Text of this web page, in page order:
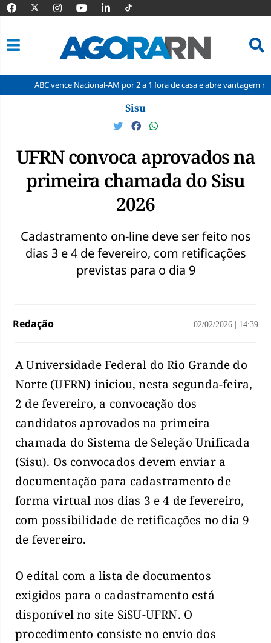
vence Nacional-AM por 2 a 1 fora de casa e abre vantagem nas quartas
Sisu
UFRN convoca aprovados na
primeira chamada do Sisu
2026
Cadastramento on-line deve ser feito nos
dias 3 e 4 de fevereiro, com retificações
previstas para o dia 9
Redação 02/02/2026 14:39
A Universidade Federal do Rio Grande do
Norte (UFRN) iniciou, nesta segunda-feira,
2 de fevereiro, a convocação dos
candidatos aprovados na primeira
chamada do Sistema de Seleção Unificada
(Sisu). Os convocados devem enviar a
documentação para cadastramento de
forma virtual nos dias 3 e 4 de fevereiro,
com possibilidade de retificações no dia 9
de fevereiro.
O edital com a lista de documentos
exigidos para o cadastramento está
disponível no site SiSU-UFRN. O
procedimento consiste no envio dos